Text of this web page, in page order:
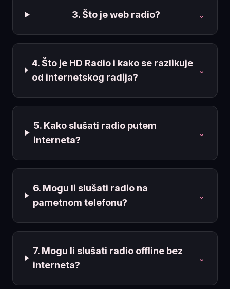
3. Što je web radio? ⌄
4. Što je HD Radio i kako se razlikuje
od internetskog radija?
⌄
5. Kako slušati radio putem
interneta?
⌄
6. Mogu li slušati radio na
pametnom telefonu?
⌄
7. Mogu li slušati radio offline bez
interneta?
⌄